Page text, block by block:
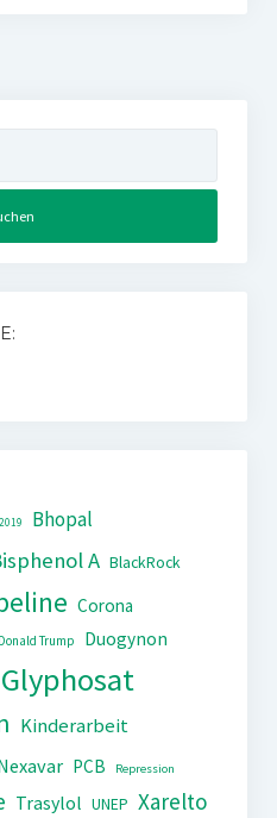
Bhopal
A BlackRock
Corona
Donald Trump
Duogynon
Glyphosat
Kinderarbeit
PCB Repression
Trasylol UNEP Xarelto